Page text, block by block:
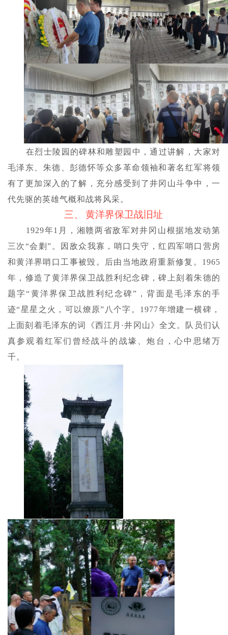
在烈士陵园的碑林和雕塑园中，通过讲解，大家对
毛泽东、朱德、彭德怀等众多革命领袖和著名红军将领
有了更加深入的了解，充分感受到了井冈山斗争中，一
代先驱的英雄气概和战将风采。
三、 黄洋界保卫战旧址
1929年1月，湘赣两省敌军对井冈山根据地发动第
三次“会剿”。因敌众我寡，哨口失守，红四军哨口营房
和黄洋界哨口工事被毁。后由当地政府重新修复。1965
年，修造了黄洋界保卫战胜利纪念碑，碑上刻着朱德的
题字“黄洋界保卫战胜利纪念碑”，背面是毛泽东的手
迹“星星之火，可以燎原”八个字。1977年增建一横碑，
上面刻着毛泽东的词《西江月·井冈山》全文。队员们认
真参观着红军们曾经战斗的战壕、炮台，心中思绪万
千。